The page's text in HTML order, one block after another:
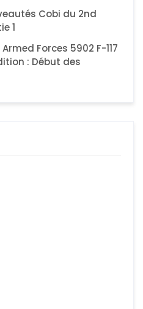
Cobi du 2nd
1
Forces 5902 F-117
: Début des